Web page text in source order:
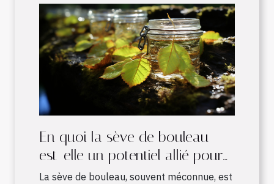
En quoi la sève de bouleau
est-elle un potentiel allié pour
les sportifs ?
La sève de bouleau, souvent méconnue, est